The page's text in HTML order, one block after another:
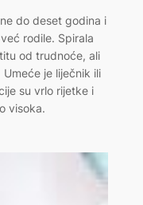
do deset godina i
rodile. Spirala
od trudnoće, ali
je liječnik ili
su vrlo rijetke i
visoka.